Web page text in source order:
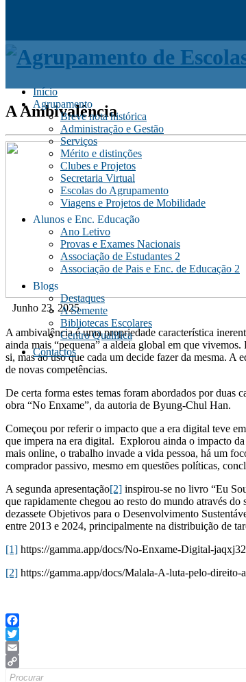
Início
Agrupamento
Breve nota histórica
Administração e Gestão
Serviços
Mérito e distinções
Clubes e Projetos
Secretaria Virtual
Escolas do Agrupamento
Viagens e Projetos de Mobilidade
Alunos e Enc. Educação
Ano Letivo
Provas e Exames Nacionais
Associação de Estudantes 2
Associação de Pais e Enc. de Educação 2
Blogs
Destaques
A Semente
Bibliotecas Escolares
Centro Qualifica
Contactos
A Ambivalência
Junho 23, 2025
A ambivalência é uma propriedade característica
ainda mais “pequena” a aldeia global em que
si, mas ao uso que cada um decide fazer da mesma. A
de novas competências.
De certa forma estes temas foram abordados por duas
obra “No Enxame”, da autoria de Byung-Chul Han.
Começou por referir o impacto que a era digital teve
que impera na era digital. Explorou ainda o impacto da
mais online, o trabalho invade a vida pessoa, há um
comprador passivo, mesmo em questões políticas,
A segunda apresentação[2] inspirou-se no livro “Eu
que rapidamente chegou ao resto do mundo através
dezassete Objetivos para o Desenvolvimento
entre 2013 e 2024, principalmente na distribuição de
[1] https://gamma.app/docs/No-Enxame-Digital-
[2] https://gamma.app/docs/Malala-A-luta-pelo-direito-
Facebook
Twitter
Email
Copy
Search